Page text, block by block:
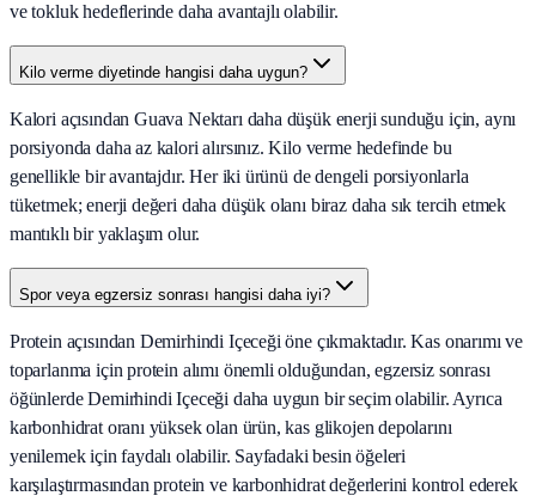
ve tokluk hedeflerinde daha avantajlı olabilir.
Kilo verme diyetinde hangisi daha uygun?
Kalori açısından Guava Nektarı daha düşük enerji sunduğu için, aynı
porsiyonda daha az kalori alırsınız. Kilo verme hedefinde bu
genellikle bir avantajdır. Her iki ürünü de dengeli porsiyonlarla
tüketmek; enerji değeri daha düşük olanı biraz daha sık tercih etmek
mantıklı bir yaklaşım olur.
Spor veya egzersiz sonrası hangisi daha iyi?
Protein açısından Demirhindi Içeceği öne çıkmaktadır. Kas onarımı ve
toparlanma için protein alımı önemli olduğundan, egzersiz sonrası
öğünlerde Demirhindi Içeceği daha uygun bir seçim olabilir. Ayrıca
karbonhidrat oranı yüksek olan ürün, kas glikojen depolarını
yenilemek için faydalı olabilir. Sayfadaki besin öğeleri
karşılaştırmasından protein ve karbonhidrat değerlerini kontrol ederek